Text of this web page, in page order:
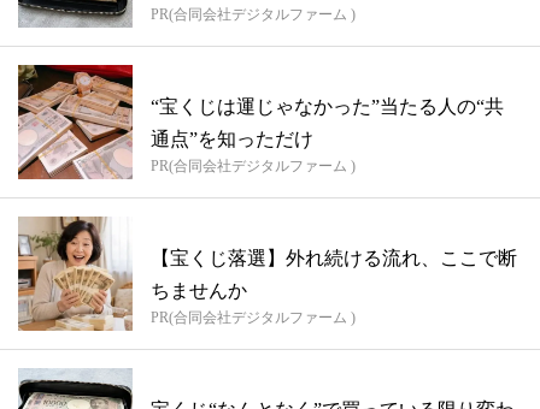
PR(合同会社デジタルファーム )
“宝くじは運じゃなかった”当たる人の“共
通点”を知っただけ
PR(合同会社デジタルファーム )
【宝くじ落選】外れ続ける流れ、ここで断
ちませんか
PR(合同会社デジタルファーム )